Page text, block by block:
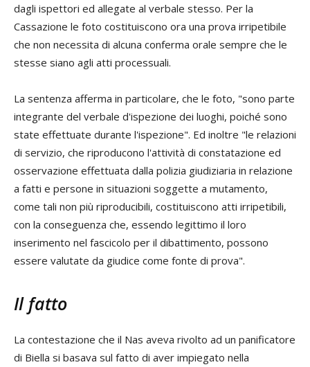
dagli ispettori ed allegate al verbale stesso. Per la
Cassazione le foto costituiscono ora una prova irripetibile
che non necessita di alcuna conferma orale sempre che le
stesse siano agli atti processuali.
La sentenza afferma in particolare, che le foto, "sono parte
integrante del verbale d'ispezione dei luoghi, poiché sono
state effettuate durante l'ispezione". Ed inoltre "le relazioni
di servizio, che riproducono l'attività di constatazione ed
osservazione effettuata dalla polizia giudiziaria in relazione
a fatti e persone in situazioni soggette a mutamento,
come tali non più riproducibili, costituiscono atti irripetibili,
con la conseguenza che, essendo legittimo il loro
inserimento nel fascicolo per il dibattimento, possono
essere valutate da giudice come fonte di prova".
Il fatto
La contestazione che il Nas aveva rivolto ad un panificatore
di Biella si basava sul fatto di aver impiegato nella